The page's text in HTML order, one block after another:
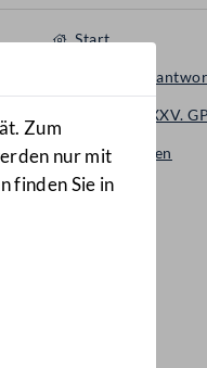
Zum
nur mit
finden Sie in
Start
Anfragen &
Nationalrat - XXV. GP
Beantwortungen
8788/AB